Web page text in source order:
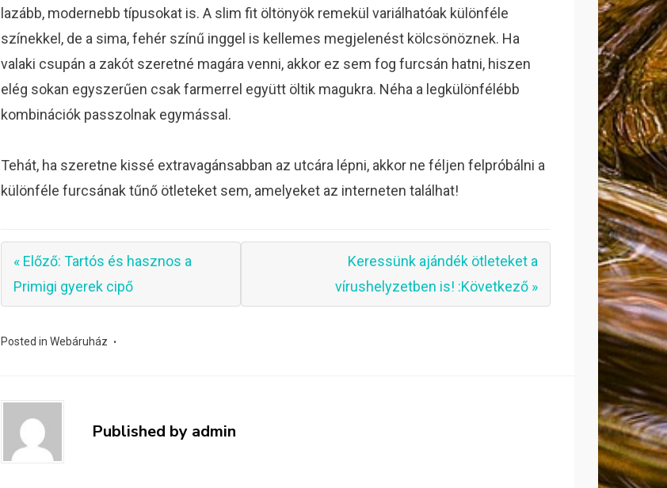
lazább, modernebb típusokat is. A slim fit öltönyök remekül variálhatóak különféle
színekkel, de a sima, fehér színű inggel is kellemes megjelenést kölcsönöznek. Ha
valaki csupán a zakót szeretné magára venni, akkor ez sem fog furcsán hatni, hiszen
elég sokan egyszerűen csak farmerrel együtt öltik magukra. Néha a legkülönfélébb
kombinációk passzolnak egymással.
Tehát, ha szeretne kissé extravagánsabban az utcára lépni, akkor ne féljen felpróbálni a
különféle furcsának tűnő ötleteket sem, amelyeket az interneten találhat!
« Előző: Tartós és hasznos a
Primigi gyerek cipő
Keressünk ajándék ötleteket a
vírushelyzetben is! :Következő »
Posted inWebáruház
Published by admin